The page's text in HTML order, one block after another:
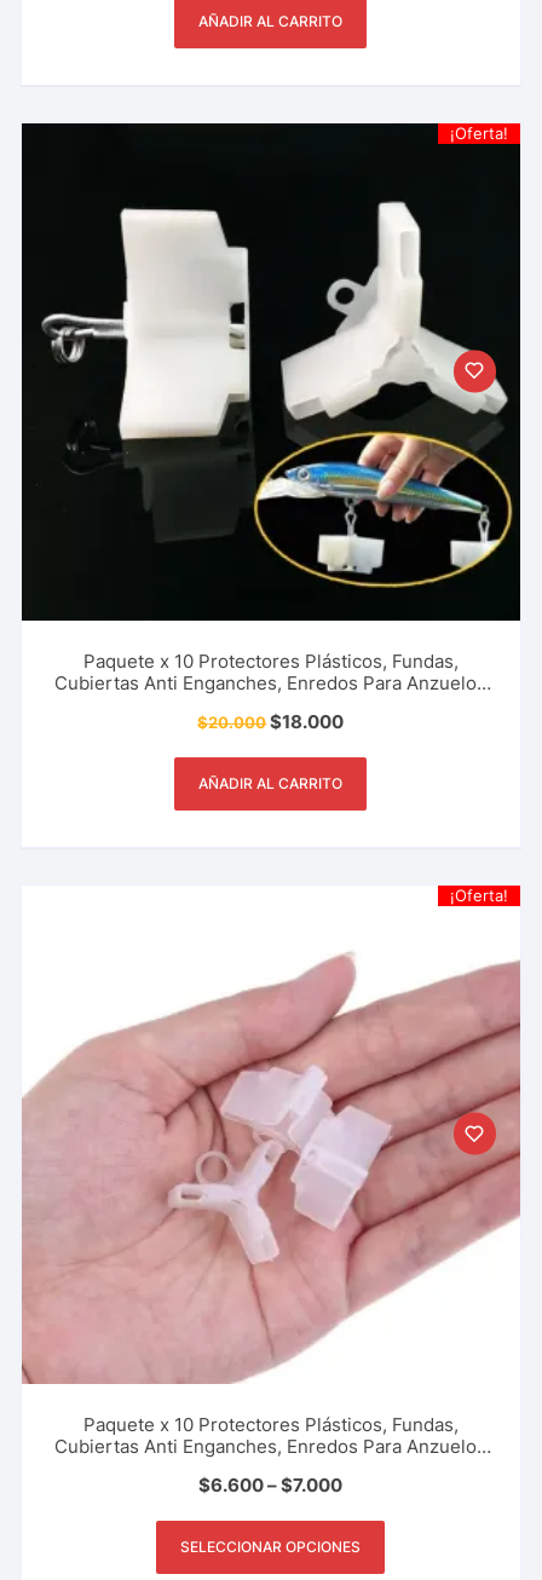
AÑADIR AL CARRITO
¡Oferta!
Paquete x 10 Protectores Plásticos, Fundas,
Cubiertas Anti Enganches, Enredos Para Anzuelos
Deportiva, Rio, Lago, Mar.
$20.000$18.000
AÑADIR AL CARRITO
¡Oferta!
Paquete x 10 Protectores Plásticos, Fundas,
Cubiertas Anti Enganches, Enredos Para Anzuelos
Deportiva, Rio, Lago, Mar.
$6.600–$7.000
SELECCIONAR OPCIONES